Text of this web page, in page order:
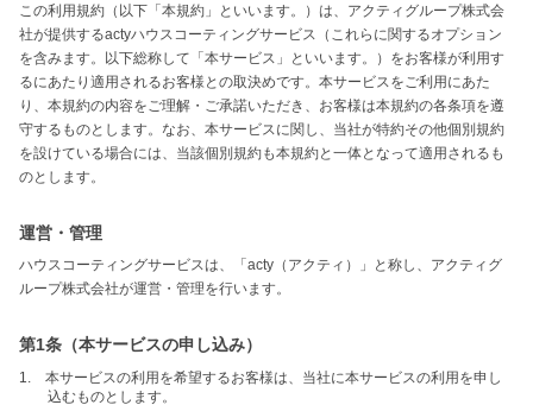
この利用規約（以下「本規約」といいます。）は、アクティグループ株式会
社が提供するactyハウスコーティングサービス（これらに関するオプション
を含みます。以下総称して「本サービス」といいます。）をお客様が利用す
るにあたり適用されるお客様との取決めです。本サービスをご利用にあた
り、本規約の内容をご理解・ご承諾いただき、お客様は本規約の各条項を遵
守するものとします。なお、本サービスに関し、当社が特約その他個別規約
を設けている場合には、当該個別規約も本規約と一体となって適用されるも
のとします。
運営・管理
ハウスコーティングサービスは、「acty（アクティ）」と称し、アクティグ
ループ株式会社が運営・管理を行います。
第1条（本サービスの申し込み）
1. 本サービスの利用を希望するお客様は、当社に本サービスの利用を申し
込むものとします。